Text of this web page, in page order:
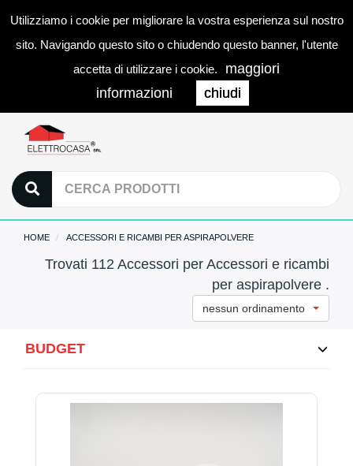
Utilizziamo i cookie per migliorare la vostra esperienza sul nostro
sito. Navigando questo sito o chiudendo questo banner, l'utente
accetta di utilizzare i cookie.
maggiori
informazioni
chiudi
0
HOME ACCESSORI E RICAMBI PER ASPIRAPOLVERE
Trovati 112 Accessori per Accessori e ricambi
per aspirapolvere .
nessun ordinamento
BUDGET